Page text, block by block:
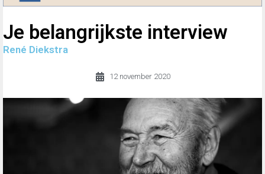
Je belangrijkste interview
René Diekstra
12 november 2020